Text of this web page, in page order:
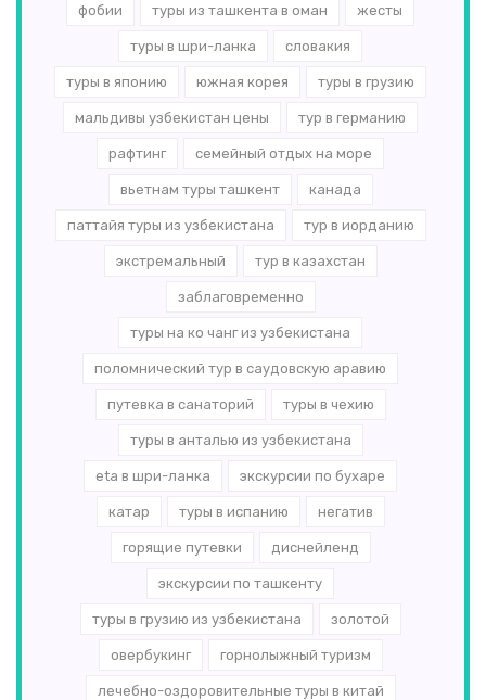
фобии туры из ташкента в оман жесты
туры в шри-ланка словакия
туры в японию южная корея туры в грузию
мальдивы узбекистан цены тур в германию
рафтинг семейный отдых на море
вьетнам туры ташкент канада
паттайя туры из узбекистана тур в иорданию
экстремальный тур в казахстан
заблаговременно
туры на ко чанг из узбекистана
поломнический тур в саудовскую аравию
путевка в санаторий туры в чехию
туры в анталью из узбекистана
eta в шри-ланка экскурсии по бухаре
катар туры в испанию негатив
горящие путевки диснейленд
экскурсии по ташкенту
туры в грузию из узбекистана золотой
овербукинг горнолыжный туризм
лечебно-оздоровительные туры в китай